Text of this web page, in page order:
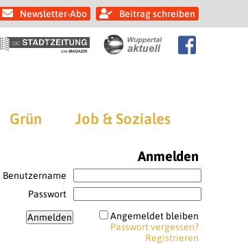
Newsletter-Abo Beitrag schreiben
Grün Job & Soziales
Anmelden
Benutzername
Passwort
Angemeldet bleiben
Passwort vergessen?
Registrieren